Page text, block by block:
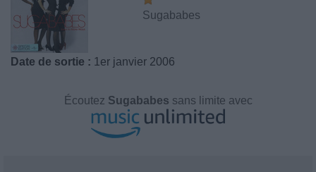
Sugababes
Date de sortie : 1er janvier 2006
Écoutez Sugababes sans limite avec